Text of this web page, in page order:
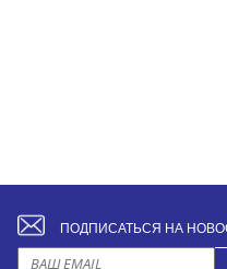
ПОДПИСАТЬСЯ НА